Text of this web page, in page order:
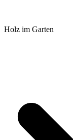
Holz im Garten